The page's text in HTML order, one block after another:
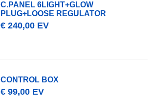
C.PANEL 6LIGHT+GLOW
PLUG+LOOSE REGULATOR
€ 240,00 EV
CONTROL BOX
€ 99,00 EV